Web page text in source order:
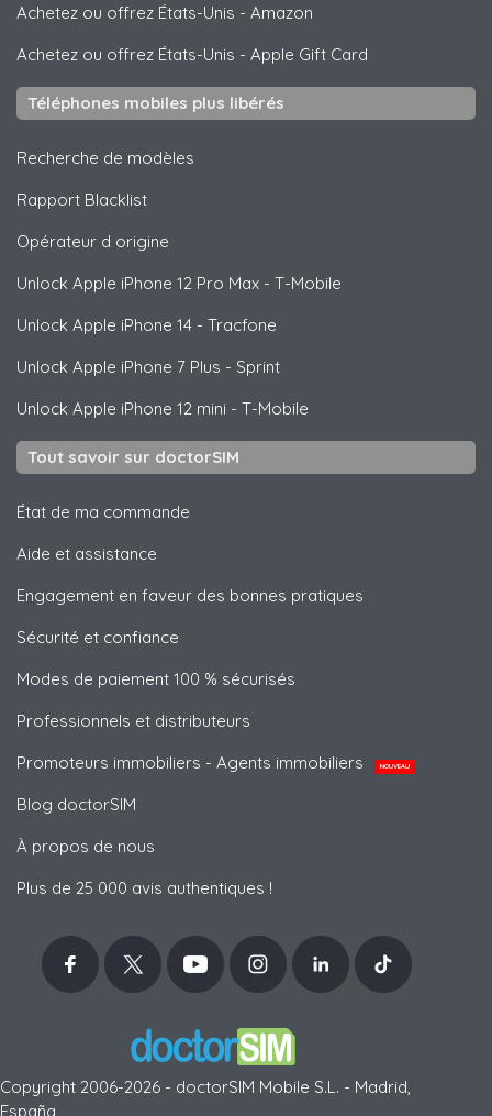
Achetez ou offrez États-Unis - Amazon
Achetez ou offrez États-Unis - Apple Gift Card
Téléphones mobiles plus libérés
Recherche de modèles
Rapport Blacklist
Opérateur d origine
Unlock Apple iPhone 12 Pro Max - T-Mobile
Unlock Apple iPhone 14 - Tracfone
Unlock Apple iPhone 7 Plus - Sprint
Unlock Apple iPhone 12 mini - T-Mobile
Tout savoir sur doctorSIM
État de ma commande
Aide et assistance
Engagement en faveur des bonnes pratiques
Sécurité et confiance
Modes de paiement 100 % sécurisés
Professionnels et distributeurs
Promoteurs immobiliers - Agents immobiliers
NOUVEAU
Blog doctorSIM
À propos de nous
Plus de 25 000 avis authentiques !
Copyright 2006-2026 - doctorSIM Mobile S.L. - Madrid,
España